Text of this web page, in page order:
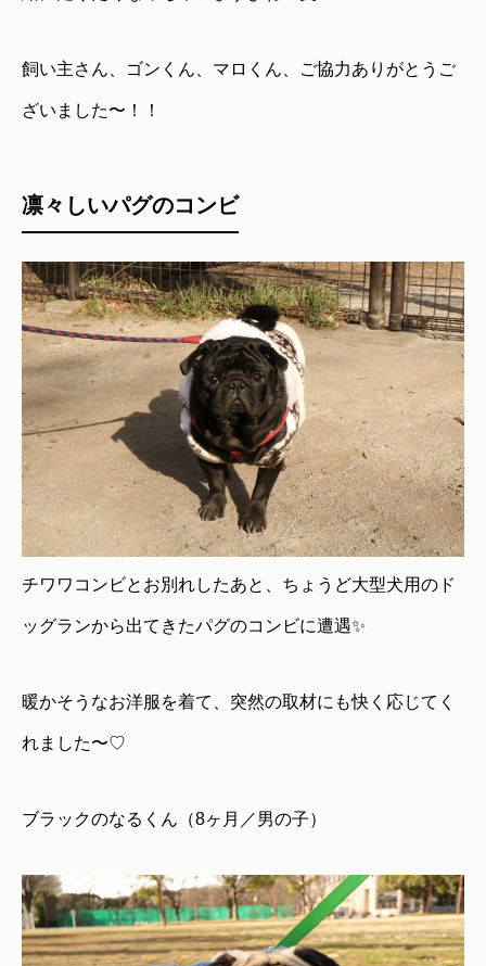
飼い主さん、ゴンくん、マロくん、ご協力ありがとうご
ざいました〜！！
凛々しいパグのコンビ
チワワコンビとお別れしたあと、ちょうど大型犬用のド
ッグランから出てきたパグのコンビに遭遇✨
暖かそうなお洋服を着て、突然の取材にも快く応じてく
れました〜♡
ブラックのなるくん（8ヶ月／男の子）